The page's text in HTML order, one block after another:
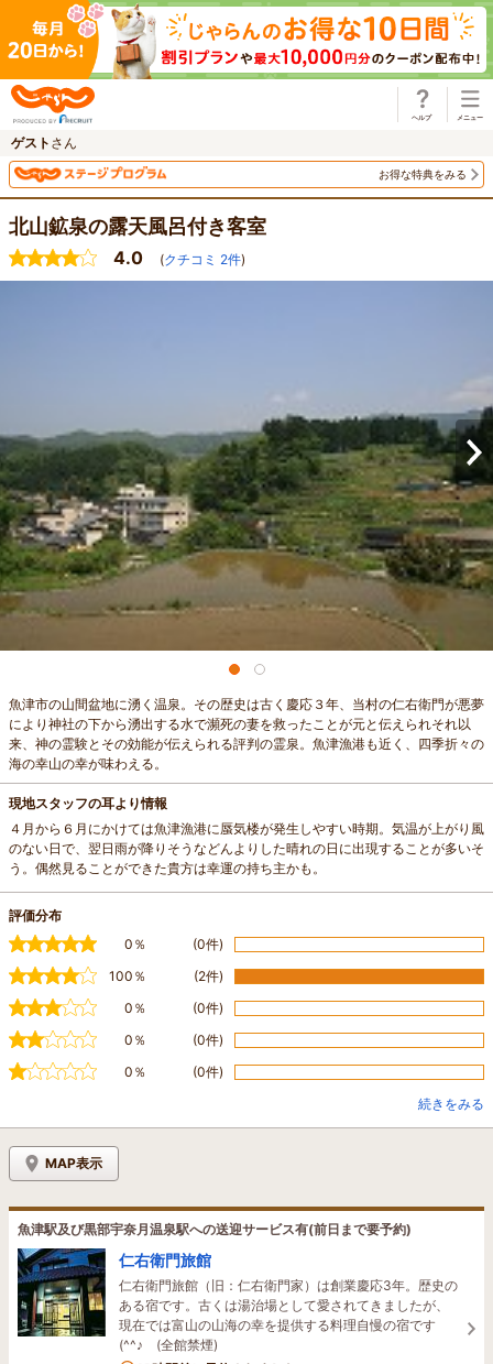
ゲスト さん
お得な特典をみる
北山鉱泉の露天風呂付き客室
4.0 (クチコミ 2件)
魚津市の山間盆地に湧く温泉。その歴史は古く慶応３年、当村の仁右衛門が悪夢
により神社の下から湧出する水で瀕死の妻を救ったことが元と伝えられそれ以
来、神の霊験とその効能が伝えられる評判の霊泉。魚津漁港も近く、四季折々の
海の幸山の幸が味わえる。
現地スタッフの耳より情報
４月から６月にかけては魚津漁港に蜃気楼が発生しやすい時期。気温が上がり風
のない日で、翌日雨が降りそうなどんよりした晴れの日に出現することが多いそ
う。偶然見ることができた貴方は幸運の持ち主かも。
評価分布
0％
(0件)
100％
(2件)
0％
(0件)
0％
(0件)
0％
(0件)
続きをみる
MAP表示
魚津駅及び黒部宇奈月温泉駅への送迎サービス有(前日まで要予約)
仁右衛門旅館
仁右衛門旅館（旧：仁右衛門家）は創業慶応3年。歴史の
ある宿です。古くは湯治場として愛されてきましたが、
現在では富山の山海の幸を提供する料理自慢の宿です
(^^♪ (全館禁煙)
1名がこの宿を見ています